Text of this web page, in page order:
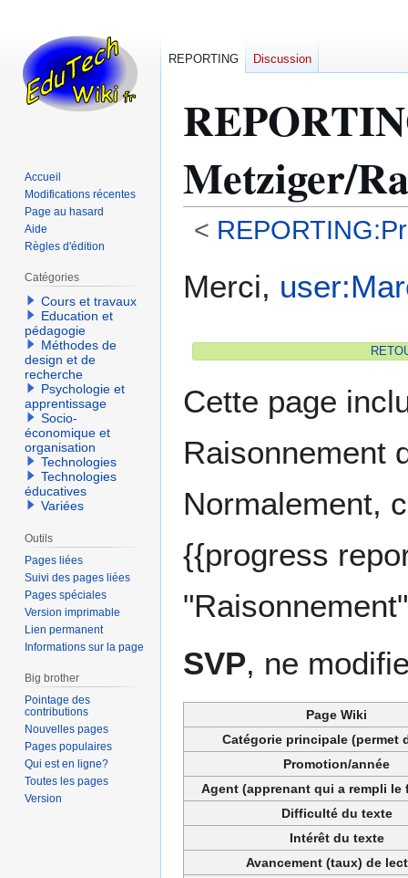
Metziger/
<
Merci,
Cette page
Raisonnement
Normalement,
{{progress
SVP, ne
Page Wiki
Catégorie principale (permet
Promotion/année
Agent (apprenant qui a rempli le
Difficulté du texte
Intérêt du texte
Avancement (taux) de
REPORTING Discussion
Accueil
Modifications récentes
Page au hasard
Aide
Règles d'édition
Catégories
Cours et travaux
Education et
pédagogie
Méthodes de
design et de
recherche
Psychologie et
apprentissage
Socio-
économique et
organisation
Technologies
Technologies
éducatives
Variées
Outils
Pages liées
Suivi des pages liées
Pages spéciales
Version imprimable
Lien permanent
Informations sur la page
Big brother
Pointage des
contributions
Nouvelles pages
Pages populaires
Qui est en ligne?
Toutes les pages
Version